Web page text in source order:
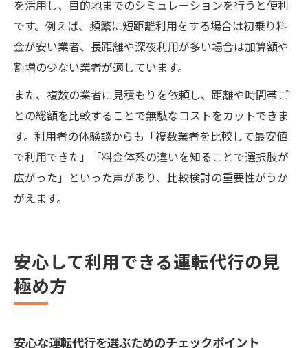
を活用し、目的地までのシミュレーションを行うと便利
です。例えば、頻繁に短距離利用をする場合は初乗り料
金が安い業者、長距離や深夜利用が多い場合は加算額や
割増の少ない業者が適しています。
また、複数の業者に見積もりを依頼し、距離や時間帯ご
との総額を比較することで無駄なコストをカットできま
す。利用者の体験談からも「複数業者を比較して最安値
で利用できた」「料金体系の違いを知ることで選択肢が
広がった」といった声があり、比較検討の重要性がうか
がえます。
安心して利用できる運転代行の見
極め方
安心な運転代行を選ぶためのチェックポイント